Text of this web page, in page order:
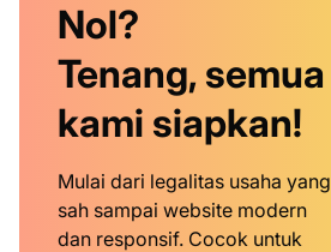
Nol?
Tenang, semua
kami siapkan!
Mulai dari legalitas usaha yang
sah sampai website modern
dan responsif. Cocok untuk